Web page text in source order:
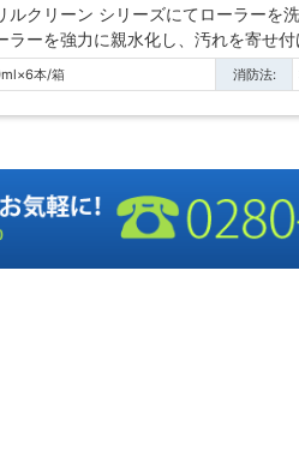
ルクリーン シリーズにてローラーを
ラーを強力に親水化し、汚れを寄せ
本/箱 消防法: